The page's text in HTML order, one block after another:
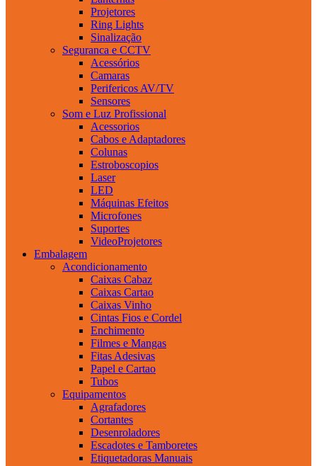
Projetores
Ring Lights
Sinalização
Seguranca e CCTV
Acessórios
Camaras
Perifericos AV/TV
Sensores
Som e Luz Profissional
Acessorios
Cabos e Adaptadores
Colunas
Estroboscopios
Laser
LED
Máquinas Efeitos
Microfones
Suportes
VideoProjetores
Embalagem
Acondicionamento
Caixas Cabaz
Caixas Cartao
Caixas Vinho
Cintas Fios e Cordel
Enchimento
Filmes e Mangas
Fitas Adesivas
Papel e Cartao
Tubos
Equipamentos
Agrafadores
Cortantes
Desenroladores
Escadotes e Tamboretes
Etiquetadoras Manuais